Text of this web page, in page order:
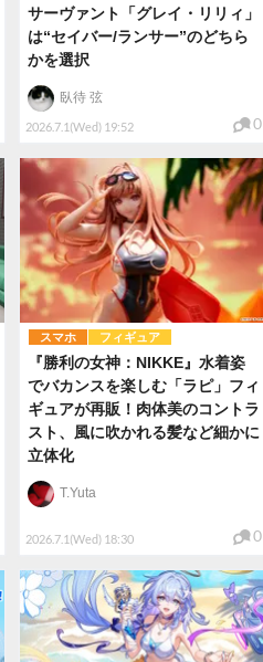
サーヴァント「グレイ・リリィ」
は“セイバー/ランサー”のどちら
かを選択
2026.7.1(Wed) 19:52
臥待 弦
0
スマホ フィギュア
『勝利の女神：NIKKE』水着姿
でバカンスを楽しむ「ラピ」フィ
ギュアが再販！肉体美のコントラ
スト、風に吹かれる髪など細かに
立体化
2026.7.1(Wed) 18:30
T.Yuta
0